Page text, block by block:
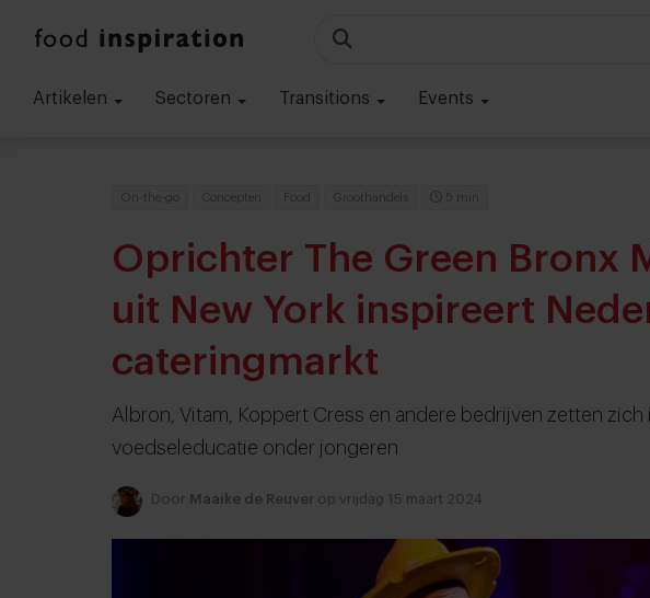
Artikelen Sectoren Transitions Events
On-the-go Concepten Food Groothandels 5 min
Oprichter The Green Bronx
uit New York inspireert
cateringmarkt
Albron, Vitam, Koppert Cress en andere bedrijven zetten zich
voedseleducatie onder jongeren
Door Maaike de Reuver op vrijdag 15 maart 2024